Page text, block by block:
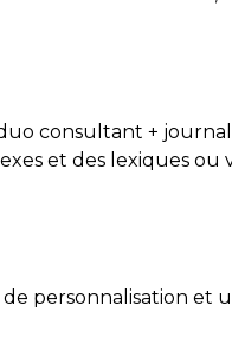
consultant +
et des lexiques ou
personnalisation et